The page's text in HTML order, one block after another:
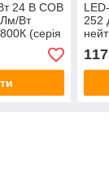
24 В COB
Лм/Вт
(серія
3 роки EH-
252